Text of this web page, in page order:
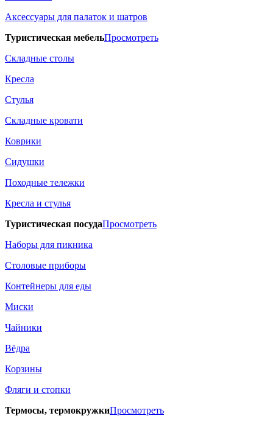
Аксессуары для палаток и шатров
Туристическая мебельПросмотреть
Складные столы
Кресла
Стулья
Складные кровати
Коврики
Сидушки
Походные тележки
Кресла и стулья
Туристическая посудаПросмотреть
Наборы для пикника
Столовые приборы
Контейнеры для еды
Миски
Чайники
Вёдра
Корзины
Фляги и стопки
Термосы, термокружкиПросмотреть